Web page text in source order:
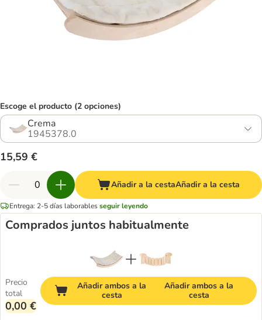
Escoge el producto (2 opciones)
Crema
1945378.0
15,59 €
Añadir a la cestaAñadir a la cesta
Entrega: 2-5 días laborablesseguir leyendo
Comprados juntos habitualmente
Precio
total
0,00 €
Añadir ambos a la
cesta
Añadir ambos a la
cesta